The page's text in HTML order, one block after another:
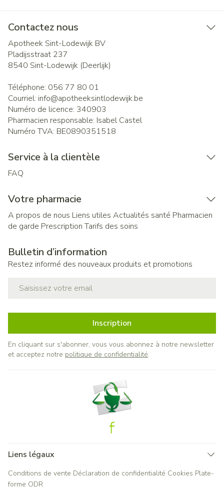
Contactez nous
Apotheek Sint-Lodewijk BV
Pladijsstraat 237
8540 Sint-Lodewijk (Deerlijk)
Téléphone: 056 77 80 01
Courriel: info@apotheeksintlodewijk.be
Numéro de licence: 340903
Pharmacien responsable: Isabel Castel
Numéro TVA: BE0890351518
Service à la clientèle
FAQ
Votre pharmacie
A propos de nous Liens utiles Actualités santé Pharmacien
de garde Prescription Tarifs des soins
Bulletin d’information
Restez informé des nouveaux produits et promotions
Inscription
En cliquant sur s'abonner, vous vous abonnez à notre newsletter
et acceptez notre politique de confidentialité.
Liens légaux
Conditions de vente Déclaration de confidentialité Cookies Plate-
forme ODR